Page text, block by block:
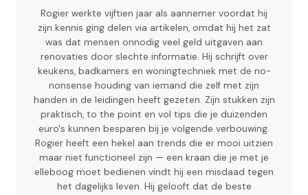
Rogier werkte vijftien jaar als aannemer voordat hij
zijn kennis ging delen via artikelen, omdat hij het zat
was dat mensen onnodig veel geld uitgaven aan
renovaties door slechte informatie. Hij schrijft over
keukens, badkamers en woningtechniek met de no-
nonsense houding van iemand die zelf met zijn
handen in de leidingen heeft gezeten. Zijn stukken zijn
praktisch, to the point en vol tips die je duizenden
euro's kunnen besparen bij je volgende verbouwing.
Rogier heeft een hekel aan trends die er mooi uitzien
maar niet functioneel zijn — een kraan die je met je
elleboog moet bedienen vindt hij een misdaad tegen
het dagelijks leven. Hij gelooft dat de beste